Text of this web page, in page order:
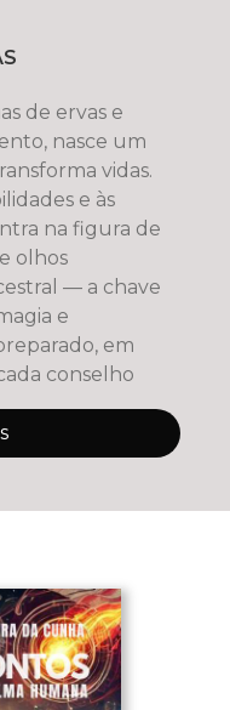
de ervas e
nasce um
vidas.
e às
na figura de
olhos
— a chave
e
em
conselho